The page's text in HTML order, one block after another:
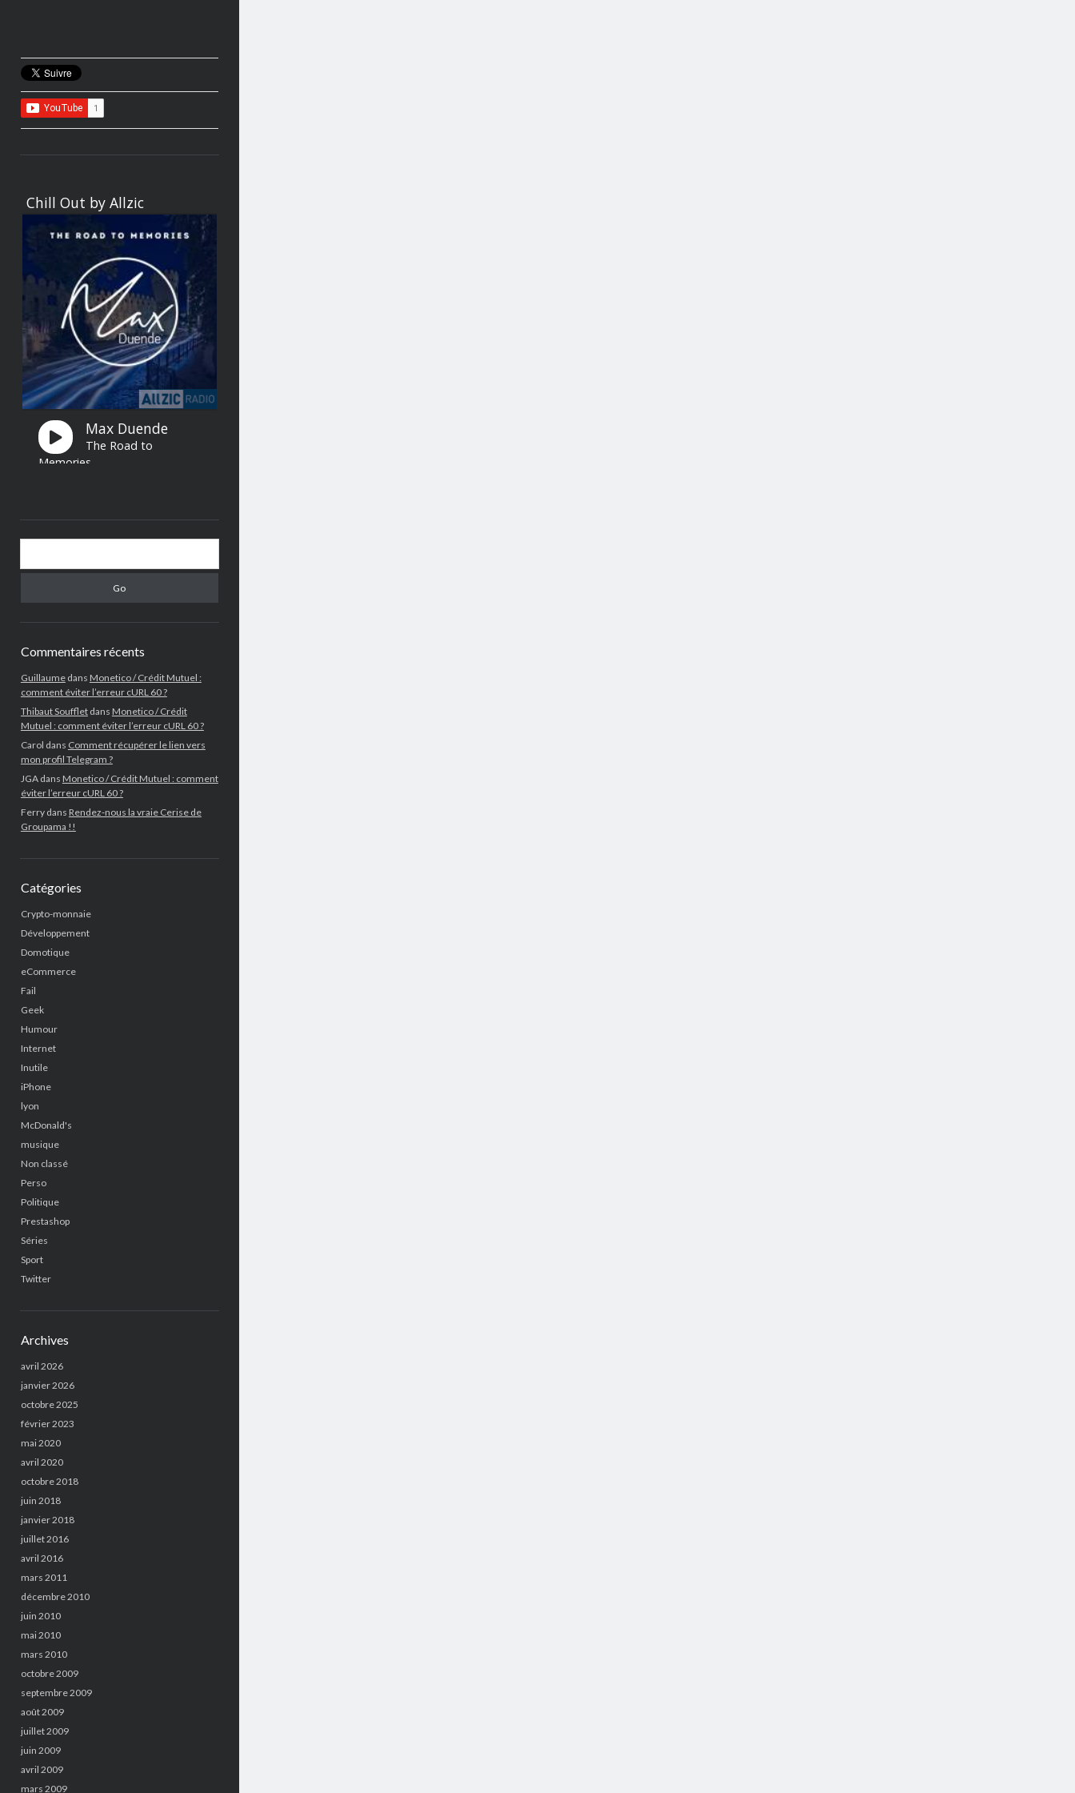
Commentaires récents
Guillaumedans Monetico / Crédit Mutuel :
comment éviter l’erreur cURL 60 ?
Thibaut Souffletdans Monetico / Crédit
Mutuel : comment éviter l’erreur cURL 60 ?
Carol dans Comment récupérer le lien vers
mon profil Telegram ?
JGAdans Monetico / Crédit Mutuel : comment
éviter l’erreur cURL 60 ?
Ferrydans Rendez-nous la vraie Cerise de
Groupama !!
Catégories
Crypto-monnaie
Développement
Domotique
eCommerce
Fail
Geek
Humour
Internet
Inutile
iPhone
lyon
McDonald's
musique
Non classé
Perso
Politique
Prestashop
Séries
Sport
Twitter
Archives
avril 2026
janvier 2026
octobre 2025
février 2023
mai 2020
avril 2020
octobre 2018
juin 2018
janvier 2018
juillet 2016
avril 2016
mars 2011
décembre 2010
juin 2010
mai 2010
mars 2010
octobre 2009
septembre 2009
août 2009
juillet 2009
juin 2009
avril 2009
mars 2009